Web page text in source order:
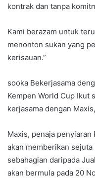
kontrak dan tanpa
Kami berazam untuk
menonton sukan yang
kerisauan.”
sooka Bekerjasama
Kempen World Cup Ikut
kerjasama dengan
Maxis, penaja penyiaran
akan memberikan
sebahagian daripada
akan bermula pada 20